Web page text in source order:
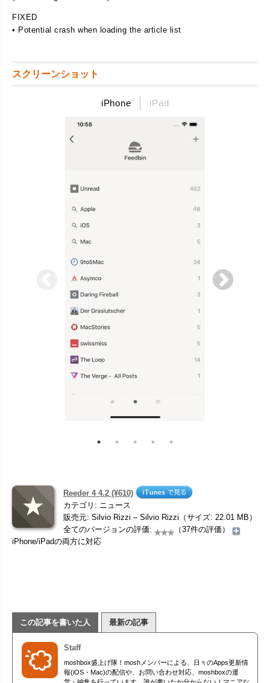
FIXED
• Potential crash when loading the article list
スクリーンショット
iPhone iPad
Reeder 4 4.2 (¥610)
カテゴリ: ニュース
販売元: Silvio Rizzi – Silvio Rizzi（サイズ: 22.01 MB）
全てのバージョンの評価:
（37件の評価）
iPhone/iPadの両方に対応
この記事を書いた人 最新の記事
Staff
moshbox盛上げ隊！moshメンバーによる、日々のApps更新情
報(iOS・Mac)の配信や、お問い合わせ対応、moshboxの運
営・編集を行っています。誰が書いたか分からない！マニアな